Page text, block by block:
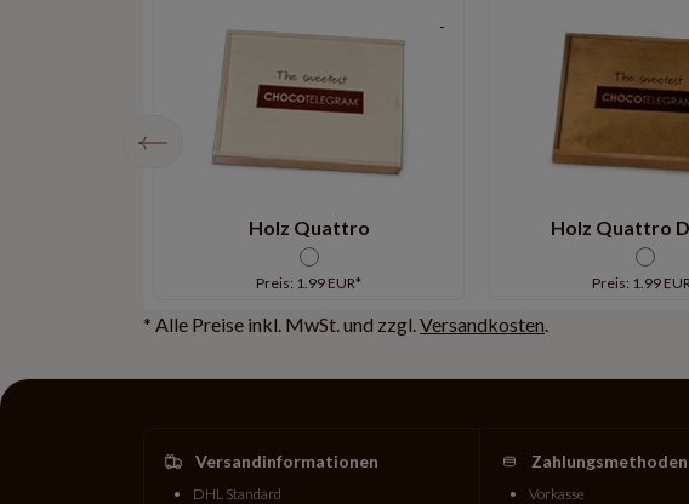
Holz Quattro
Preis: 1.99 EUR*
Holz Quattro
Preis: 1.99
* Alle Preise inkl. MwSt. und zzgl. Versandkosten
Versandinformationen
DHL Standard
Zahlungsmethoden
Vorkasse